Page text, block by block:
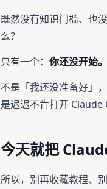
既然没有知识门槛、也
么？
只有一个： 你还没开始。
不是「我还没准备好」
是迟迟不肯打开 Claude
今天就把
所以，别再收藏教程、